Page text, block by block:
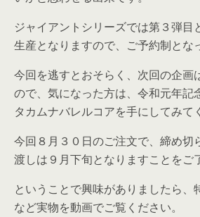
ジャイアントシリーズでは第３弾目
生産となりますので、ご予約制とな
今回を逃すとおそらく、次回の企画
ので、気になった方は、令和元年記
タカムナバレルコアを手にしてみて
今回８月３０日のご注文で、締め切
渡しは９月下旬となりますことをご
ということで興味がありましたら、
など実物を動画でご覧ください。